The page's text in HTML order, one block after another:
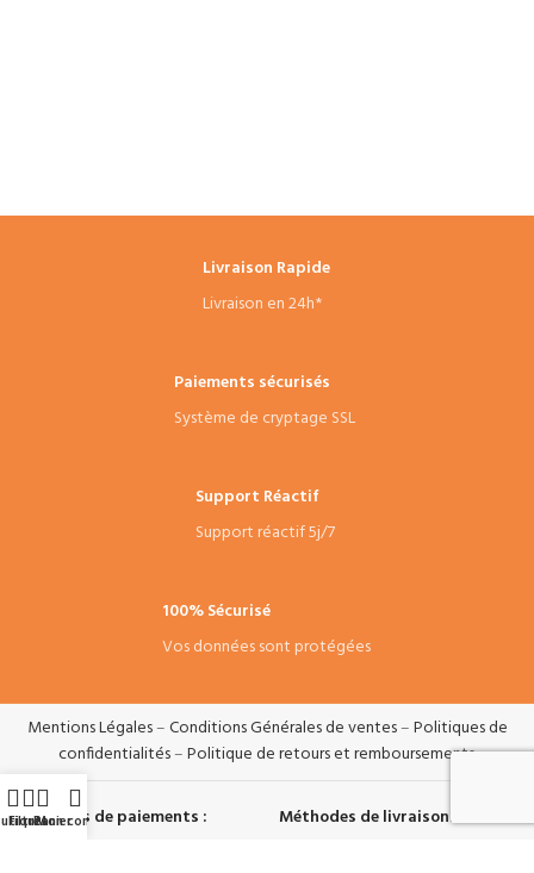
Livraison Rapide
Livraison en 24h*
Paiements sécurisés
Système de cryptage SSL
Support Réactif
Support réactif 5j/7
100% Sécurisé
Vos données sont protégées
Mentions Légales–Conditions Générales de ventes–Politiques de
confidentialités–Politique de retours et remboursements.
Systèmes de paiements : Méthodes de livraisons :
FiltresPanier
Mon compte